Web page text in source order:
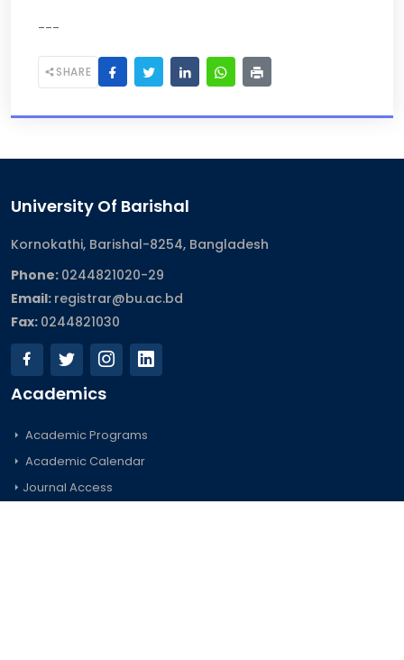
---
SHARE
University Of Barishal
Kornokathi, Barishal-8254, Bangladesh
Phone: 0244821020‬-29
Email: registrar@bu.ac.bd
Fax: 0244821030
Academics
Academic Programs
Academic Calendar
Journal Access